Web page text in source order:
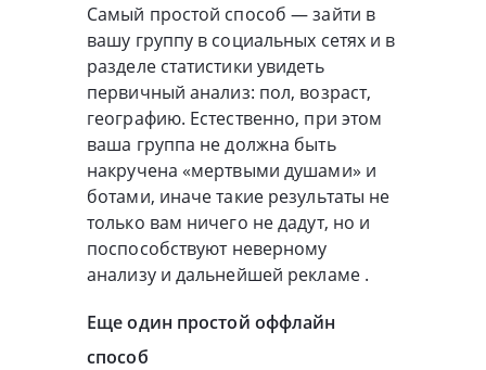
Самый простой способ — зайти в
вашу группу в социальных сетях и в
разделе статистики увидеть
первичный анализ: пол, возраст,
географию. Естественно, при этом
ваша группа не должна быть
накручена «мертвыми душами» и
ботами, иначе такие результаты не
только вам ничего не дадут, но и
поспособствуют неверному
анализу и дальнейшей рекламе .
Еще один простой оффлайн
способ